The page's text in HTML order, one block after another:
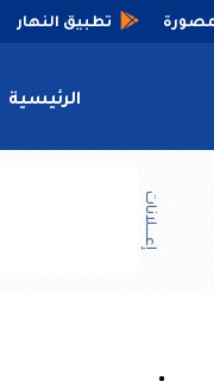
تطبيق النهار
الرئيسية
إعــــلانات